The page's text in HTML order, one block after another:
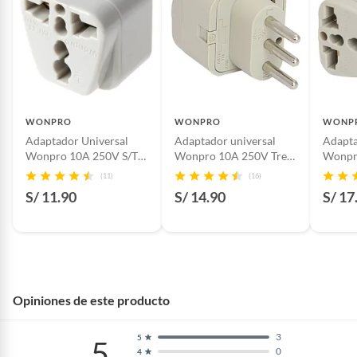
Características
Pinturas de color a pedido.
Plantas.
Productos que hayan sido previamente instalados.
Baterías de auto.
Motocicletas y bicicletas motorizadas.
Licores y cigarros electrónicos.
WONPRO
Adaptador Universal
Wonpro 10A 250V S/T
Gris
(11)
S/ 11.90
WONPRO
Adaptador universal
Wonpro 10A 250V Tres
En Linea Gris
(16)
S/ 14.90
250V
S/
Opiniones de este producto
4 0
5 3